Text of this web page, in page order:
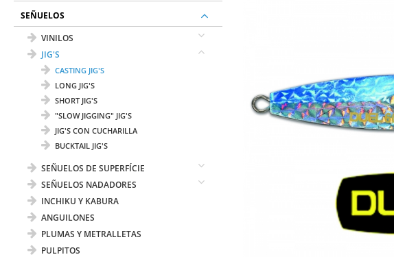
SEÑUELOS
VINILOS
JIG'S
CASTING JIG'S
LONG JIG'S
SHORT JIG'S
"SLOW JIGGING" JIG'S
JIG'S CON CUCHARILLA
BUCKTAIL JIG'S
SEÑUELOS DE SUPERFÍCIE
SEÑUELOS NADADORES
INCHIKU Y KABURA
ANGUILONES
PLUMAS Y METRALLETAS
PULPITOS